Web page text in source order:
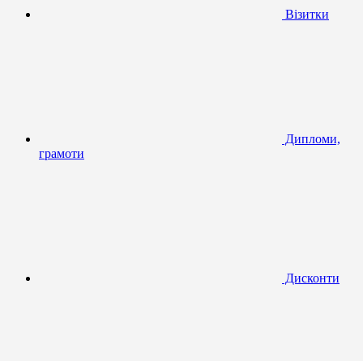
Візитки
Дипломи,
грамоти
Дисконти